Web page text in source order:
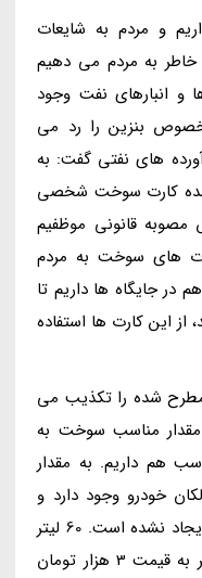
و مردم به شایعات
خاطر به مردم می دهیم
و انبارهای نفت وجود
بنزین را رد می
های نفتی گفت: به
شده کارت سوخت شخصی
مصوبه قانونی موظفیم
های سوخت به مردم
جایگاه ها داریم تا
از این کارت ها استفاده
مطرح شده را تکذیب می
مقدار مناسب سوخت به
هم داریم. به مقدار
خودرو وجود دارد و
هیچ تغییری در سهمیه سوخت افراد ایجاد نشده است. 60 لیتر
به قیمت هزار و 500 تومان و 150 لیتر به قیمت 3 هزار تومان